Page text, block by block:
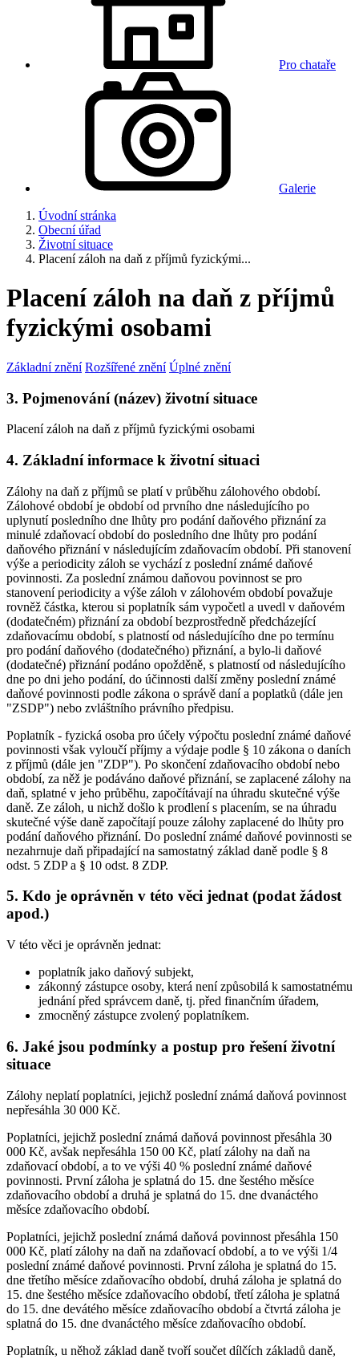
Pro chataře
Galerie
Úvodní stránka
Obecní úřad
Životní situace
Placení záloh na daň z příjmů fyzickými...
Placení záloh na daň z příjmů
fyzickými osobami
Základní znění Rozšířené znění Úplné znění
3. Pojmenování (název) životní situace
Placení záloh na daň z příjmů fyzickými osobami
4. Základní informace k životní situaci
Zálohy na daň z příjmů se platí v průběhu zálohového období.
Zálohové období je období od prvního dne následujícího po
uplynutí posledního dne lhůty pro podání daňového přiznání za
minulé zdaňovací období do posledního dne lhůty pro podání
daňového přiznání v následujícím zdaňovacím období. Při stanovení
výše a periodicity záloh se vychází z poslední známé daňové
povinnosti. Za poslední známou daňovou povinnost se pro
stanovení periodicity a výše záloh v zálohovém období považuje
rovněž částka, kterou si poplatník sám vypočetl a uvedl v daňovém
(dodatečném) přiznání za období bezprostředně předcházející
zdaňovacímu období, s platností od následujícího dne po termínu
pro podání daňového (dodatečného) přiznání, a bylo-li daňové
(dodatečné) přiznání podáno opožděně, s platností od následujícího
dne po dni jeho podání, do účinnosti další změny poslední známé
daňové povinnosti podle zákona o správě daní a poplatků (dále jen
"ZSDP") nebo zvláštního právního předpisu.
Poplatník - fyzická osoba pro účely výpočtu poslední známé daňové
povinnosti však vyloučí příjmy a výdaje podle § 10 zákona o daních
z příjmů (dále jen "ZDP"). Po skončení zdaňovacího období nebo
období, za něž je podáváno daňové přiznání, se zaplacené zálohy na
daň, splatné v jeho průběhu, započítávají na úhradu skutečné výše
daně. Ze záloh, u nichž došlo k prodlení s placením, se na úhradu
skutečné výše daně započítají pouze zálohy zaplacené do lhůty pro
podání daňového přiznání. Do poslední známé daňové povinnosti se
nezahrnuje daň připadající na samostatný základ daně podle § 8
odst. 5 ZDP a § 10 odst. 8 ZDP.
5. Kdo je oprávněn v této věci jednat (podat žádost
apod.)
V této věci je oprávněn jednat:
poplatník jako daňový subjekt,
zákonný zástupce osoby, která není způsobilá k samostatnému
jednání před správcem daně, tj. před finančním úřadem,
zmocněný zástupce zvolený poplatníkem.
6. Jaké jsou podmínky a postup pro řešení životní
situace
Zálohy neplatí poplatníci, jejichž poslední známá daňová povinnost
nepřesáhla 30 000 Kč.
Poplatníci, jejichž poslední známá daňová povinnost přesáhla 30
000 Kč, avšak nepřesáhla 150 00 Kč, platí zálohy na daň na
zdaňovací období, a to ve výši 40 % poslední známé daňové
povinnosti. První záloha je splatná do 15. dne šestého měsíce
zdaňovacího období a druhá je splatná do 15. dne dvanáctého
měsíce zdaňovacího období.
Poplatníci, jejichž poslední známá daňová povinnost přesáhla 150
000 Kč, platí zálohy na daň na zdaňovací období, a to ve výši 1/4
poslední známé daňové povinnosti. První záloha je splatná do 15.
dne třetího měsíce zdaňovacího období, druhá záloha je splatná do
15. dne šestého měsíce zdaňovacího období, třetí záloha je splatná
do 15. dne devátého měsíce zdaňovacího období a čtvrtá záloha je
splatná do 15. dne dvanáctého měsíce zdaňovacího období.
Poplatník, u něhož základ daně tvoří součet dílčích základů daně,